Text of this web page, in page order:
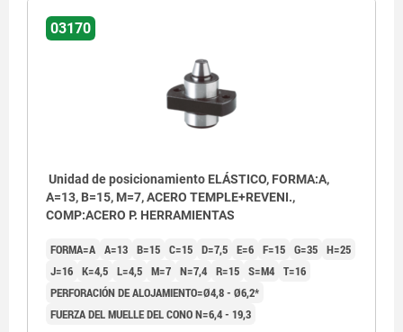
03170
Unidad de posicionamiento ELÁSTICO, FORMA:A,
A=13, B=15, M=7, ACERO TEMPLE+REVENI.,
COMP:ACERO P. HERRAMIENTAS
FORMA=A A=13 B=15 C=15 D=7,5 E=6 F=15 G=35 H=25
J=16 K=4,5 L=4,5 M=7 N=7,4 R=15 S=M4 T=16
PERFORACIÓN DE ALOJAMIENTO=Ø4,8 - Ø6,2*
FUERZA DEL MUELLE DEL CONO N=6,4 - 19,3